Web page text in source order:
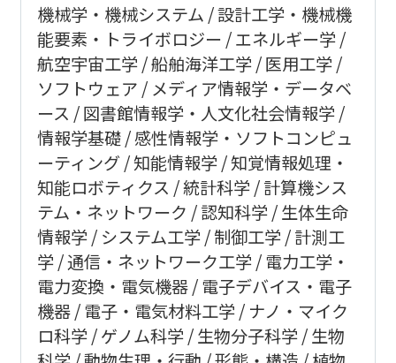
機械学・機械システム 設計工学・機械機
能要素・トライボロジー
エネルギー学
航空宇宙工学 船舶海洋工学 医用工学
ソフトウェア
メディア情報学・データベ
ース
図書館情報学・人文化社会情報学
情報学基礎 感性情報学・ソフトコンピュ
ーティング 知能情報学 知覚情報処理・
知能ロボティクス
統計科学 計算機シス
テム・ネットワーク
認知科学 生体生命
情報学
システム工学 制御工学 計測工
学 通信・ネットワーク工学 電力工学・
電力変換・電気機器 電子デバイス・電子
機器 電子・電気材料工学
ナノ・マイク
ロ科学 ゲノム科学 生物分子科学 生物